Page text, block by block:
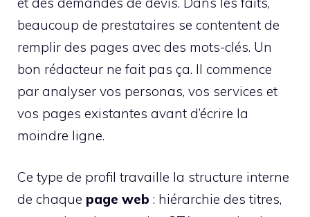
beaucoup de prestataires se contentent de
remplir des pages avec des mots-clés. Un
bon rédacteur ne fait pas ça. Il commence
par analyser vos personas, vos services et
vos pages existantes avant d’écrire la
moindre ligne.
Ce type de profil travaille la structure interne
de chaque page web : hiérarchie des titres,